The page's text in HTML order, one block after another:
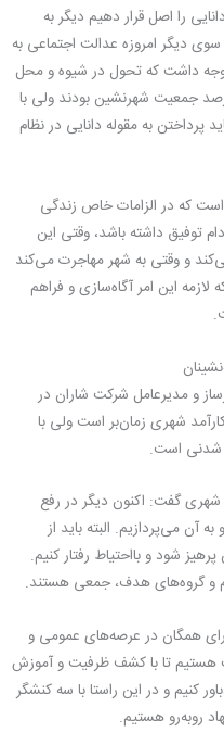
را اصل قرار دهیم دیگر به
دیگر امروزه عدالت اجتماعی به
داشت که تحول در شیوه و محل
ایجادشده، زمانی در کشور تنها ۳۰ درصد جمعیت شهرنشین بودند ولی با
پرداختن به مقوله دانایی در نظام
که در الزامات خاص زندگی
توفیق داشته باشد، وقتی این
و وقتی به شهر مهاجرت می‌کند
این امر آگاه‌سازی و فراهم
و مدیرعامل شرکت شاران در
شهری زمان‌بر است ولی با
شدنی است.
شهری گفت: اکنون دیگر در رفع
آن می‌پردازیم. البته باید از
شود و بااحتیاط رفتار کنیم.
و گروه‌های هدف، جمعی هستند.
همگان در عرصه‌های عمومی و
هستیم تا با کشف ظرفیت و آموزش
کنیم و در این راستا با سه کنشگر
روبه‌رو هستیم.